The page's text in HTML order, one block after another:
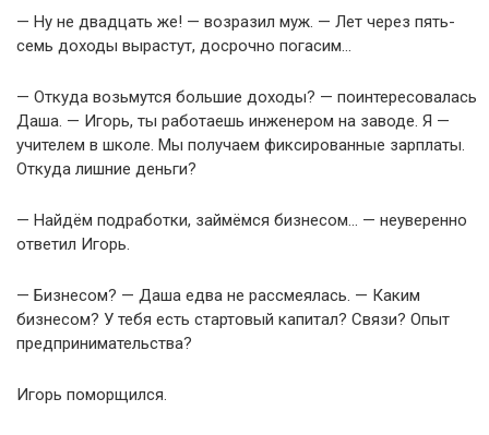
— Ну не двадцать же! — возразил муж. — Лет через пять-
семь доходы вырастут, досрочно погасим…
— Откуда возьмутся большие доходы? — поинтересовалась
Даша. — Игорь, ты работаешь инженером на заводе. Я —
учителем в школе. Мы получаем фиксированные зарплаты.
Откуда лишние деньги?
— Найдём подработки, займёмся бизнесом… — неуверенно
ответил Игорь.
— Бизнесом? — Даша едва не рассмеялась. — Каким
бизнесом? У тебя есть стартовый капитал? Связи? Опыт
предпринимательства?
Игорь поморщился.